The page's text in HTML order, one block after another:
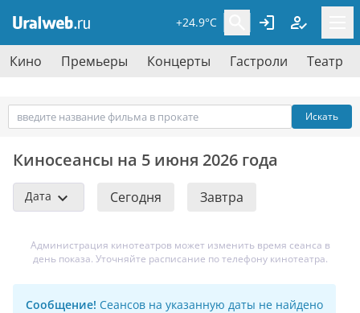
+24.9°C
Кино Премьеры Концерты Гастроли Театр
Искать
Киносеансы на 5 июня 2026 года
Дата Сегодня Завтра
Администрация кинотеатров может изменить время сеанса в
день показа. Уточняйте расписание по телефону кинотеатра.
Сообщение! Сеансов на указанную даты не найдено